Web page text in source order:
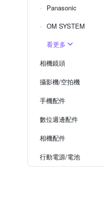
Panasonic
OM SYSTEM
看更多
相機鏡頭
攝影機/空拍機
手機配件
數位週邊配件
相機配件
行動電源/電池